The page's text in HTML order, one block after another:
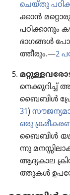
ചെയ്‌തു
ക്കാൻ
പഠിക്കാ​നും
ഭാഗങ്ങൾ
ത്തീ​രും.—2
നെ​ക്കു​റിച്ച്‌
ബൈബിൾ
31)
ഒരു
ബൈബിൾ
ന്നു
ആദ്യകാല
ത്തു​കൾ